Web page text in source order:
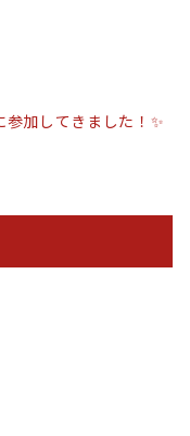
加してきました！✨